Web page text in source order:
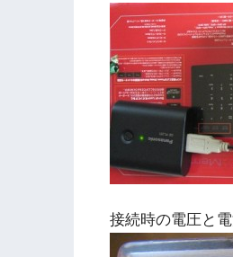
接続時の電圧と